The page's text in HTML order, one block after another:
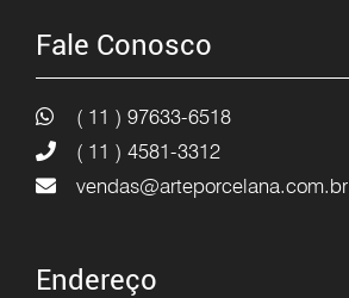
Fale Conosco
( 11 ) 97633-6518
( 11 ) 4581-3312
vendas@arteporcelana.com.br
Endereço